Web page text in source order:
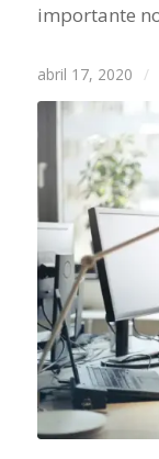
importante
abril 17, 2020 /